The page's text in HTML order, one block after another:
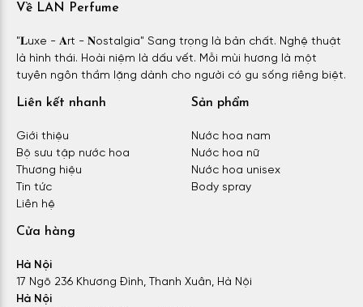
Về LAN Perfume
"𝐋uxe - 𝐀rt - 𝐍ostalgia" Sang trọng là bản chất. Nghệ thuật
là hình thái. Hoài niệm là dấu vết. Mỗi mùi hương là một
tuyên ngôn thầm lặng dành cho người có gu sống riêng biệt.
Liên kết nhanh
Giới thiệu
Bộ sưu tập nước hoa
Thương hiệu
Tin tức
Liên hệ
Sản phẩm
Nước hoa nam
Nước hoa nữ
Nước hoa unisex
Body spray
Cửa hàng
Hà Nội
17 Ngõ 236 Khương Đình, Thanh Xuân, Hà Nội
Hà Nội